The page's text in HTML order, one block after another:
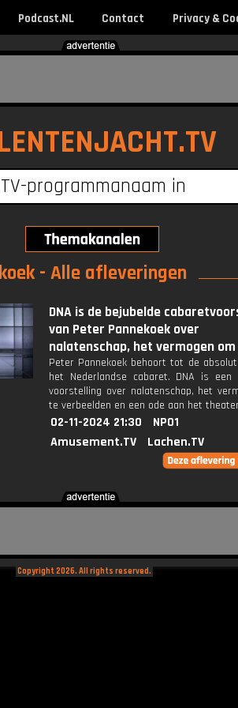
Podcast.NL Contact Privacy &
- Alle afleveringen
DNA is de bejubelde
van Peter Pannekoek over
nalatenschap, het vermogen
Peter Pannekoek behoort tot de
het Nederlandse cabaret. DNA is een
voorstelling over nalatenschap, het
te verbeelden en een ode aan het
02-11-2024 21:30
NPO1
Amusement.TV
Lachen.TV
Copyright 2026. All rights reserved.